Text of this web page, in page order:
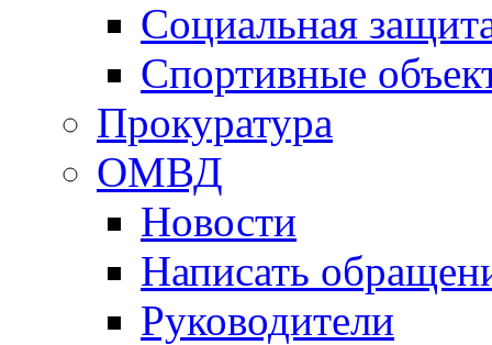
Социальная
Спортивные
Прокуратура
ОМВД
Новости
Написать
Руководители